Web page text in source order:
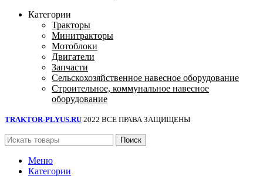
Категории
Тракторы
Минитракторы
Мотоблоки
Двигатели
Запчасти
Сельскохозяйственное навесное оборудование
Строительное, коммунальное навесное
оборудование
TRAKTOR-PLYUS.RU 2022 ВСЕ ПРАВА ЗАЩИЩЕНЫ
Поиск
Меню
Категории